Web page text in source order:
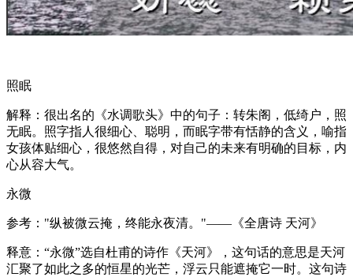
照眠
解释：很出名的《水调歌头》中的句子：转朱阁，低绮户，照
无眠。照字指人很细心、聪明，而眠字带有恬静的含义，喻指
女孩体贴细心，很悠然自得，对自己的未来有明确的目标，内
心从容大气。
永微
参考："纵被微云掩，终能永夜清。"——《全唐诗 天河》
释意：“永微”选自杜甫的诗作《天河》，这句话的意思是天河
汇聚了如此之多的恒星的光芒，浮云只能遮掩它一时。这句诗